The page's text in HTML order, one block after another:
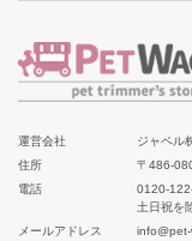
運営会社
ジャペル
住所
〒486-
電話
0120-
土日祝を
メールアドレス